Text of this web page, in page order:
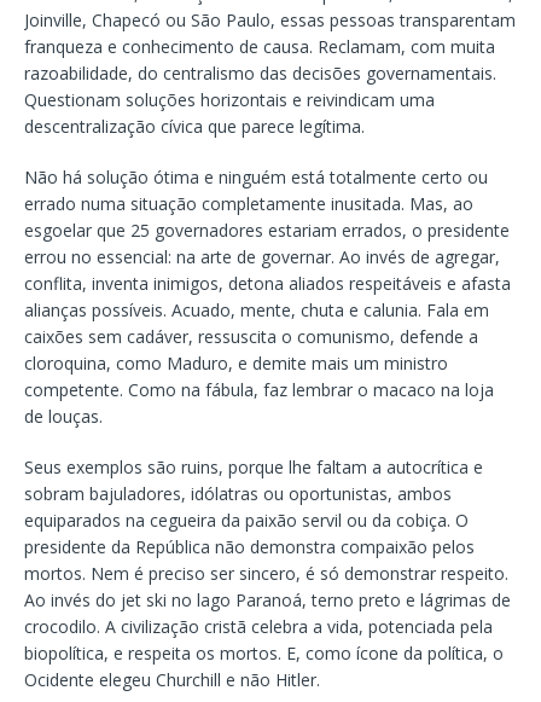
Joinville, Chapecó ou São Paulo, essas pessoas transparentam
franqueza e conhecimento de causa. Reclamam, com muita
razoabilidade, do centralismo das decisões governamentais.
Questionam soluções horizontais e reivindicam uma
descentralização cívica que parece legítima.
Não há solução ótima e ninguém está totalmente certo ou
errado numa situação completamente inusitada. Mas, ao
esgoelar que 25 governadores estariam errados, o presidente
errou no essencial: na arte de governar. Ao invés de agregar,
conflita, inventa inimigos, detona aliados respeitáveis e afasta
alianças possíveis. Acuado, mente, chuta e calunia. Fala em
caixões sem cadáver, ressuscita o comunismo, defende a
cloroquina, como Maduro, e demite mais um ministro
competente. Como na fábula, faz lembrar o macaco na loja
de louças.
Seus exemplos são ruins, porque lhe faltam a autocrítica e
sobram bajuladores, idólatras ou oportunistas, ambos
equiparados na cegueira da paixão servil ou da cobiça. O
presidente da República não demonstra compaixão pelos
mortos. Nem é preciso ser sincero, é só demonstrar respeito.
Ao invés do jet ski no lago Paranoá, terno preto e lágrimas de
crocodilo. A civilização cristã celebra a vida, potenciada pela
biopolítica, e respeita os mortos. E, como ícone da política, o
Ocidente elegeu Churchill e não Hitler.